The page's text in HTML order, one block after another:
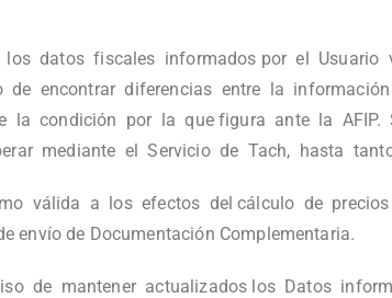
datos fiscales informados por el Usuario
de encontrar diferencias entre la
condición por la que figura ante la AFIP.
mediante el Servicio de Tach, hasta
válida a los efectos del cálculo de
envío de Documentación Complementaria.
de mantener actualizados los Datos